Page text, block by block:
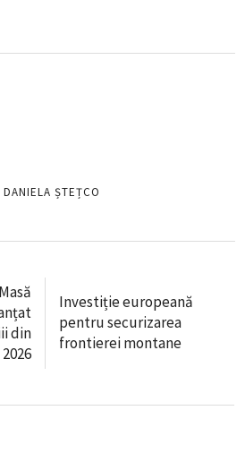
ȘTEȚCO
din
Investiție europeană
pentru securizarea
frontierei montane